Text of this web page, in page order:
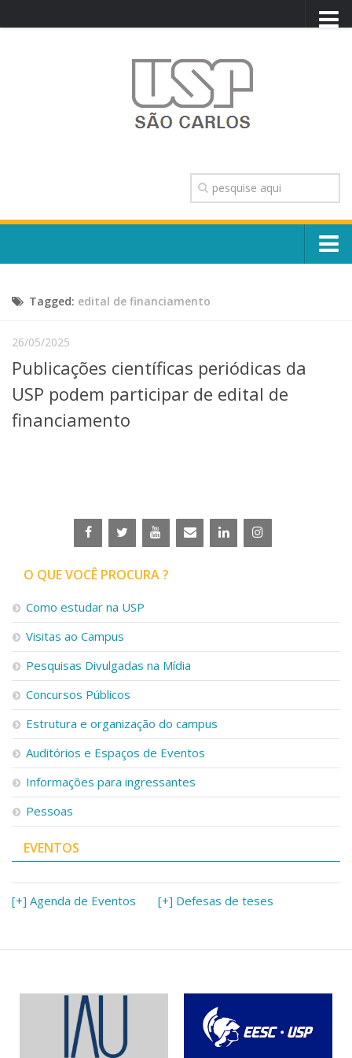
TRANSPARÊNCIA
OUVIDORIA
CONTATO
Escola, Institutos e Órgãos
Núcleos e Comissões
Telefones e Mapas
Pessoas
Ensino
Graduação
Linhas de Pesquisa
Centros, Núcleos e Projetos em Rede
Iniciação Científica
Empresas Juniores
Extensão à Comunidade
Projetos, Programas e Cursos
Artes, Cultura e Esportes
Museus e Espaços Interativos
Serviços
Bibliotecas
Apoio ao Estudante
Segurança, Trânsito e Prevenção
RH, Administrativo e Financeiro
Outros serviços
Comunicação
Assessorias e Mídias
Aplicativos e Sites
Jornal da USP
Agenda de Eventos
Tagged: edital de financiamento
26/05/2025
Publicações científicas periódicas da
USP podem participar de edital de
financiamento
O QUE VOCÊ PROCURA ?
Como estudar na USP
Visitas ao Campus
Pesquisas Divulgadas na Mídia
Concursos Públicos
Estrutura e organização do campus
Auditórios e Espaços de Eventos
Informações para ingressantes
Pessoas
EVENTOS
[+] Agenda de Eventos [+] Defesas de teses